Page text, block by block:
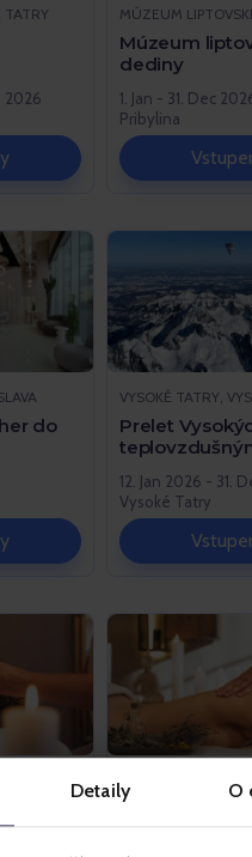
Detaily O
TATRY
2026
Múzeum
dediny
1. Jan - 31. Dec
Pribylina
do
VYSOKÉ TATRY,
Prelet
12. Jan 2026 - 31.
Vysoké Tatry
Relaxačná